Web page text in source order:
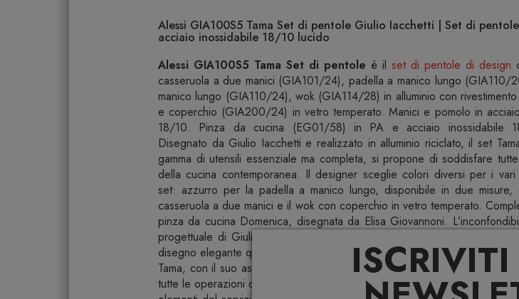
Alessi GIA100S5 Tama Set di pentole Giulio Iacchetti | Set di
acciaio inossidabile 18/10 lucido
Alessi GIA100S5 Tama Set di pentole è ilset di pentole di design
casseruola a due manici (GIA101/24), padella a manico lungo (GIA110/
manico lungo (GIA110/24), wok (GIA114/28) in alluminio con
e coperchio (GIA200/24) in vetro temperato. Manici e pomolo in
18/10. Pinza da cucina (EG01/58) in PA e acciaio inossidabile
Disegnato da Giulio Iacchetti e realizzato in alluminio riciclato, il set
gamma di utensili essenziale ma completa, si propone di soddisfare
della cucina contemporanea. Il designer sceglie colori diversi per i vari
set: azzurro per la padella a manico lungo, disponibile in due
casseruola a due manici e il wok con coperchio in vetro temperato.
pinza da cucina Domenica, disegnata da Elisa Giovannoni.
progettuale di Giulio Iacchetti dà vita a una collezione di strumenti per
disegno elegante quanto semplice e minimale. Realizzato in alluminio
Tama, con il suo assortimento di utensili essenziale ma completo, si
tutte le operazioni del cucinare contemporaneo. Il designer sceglie